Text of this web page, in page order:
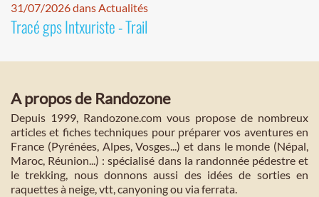
31/07/2026 dans Actualités
Tracé gps Intxuriste - Trail
A propos de Randozone
Depuis 1999, Randozone.com vous propose de nombreux
articles et fiches techniques pour préparer vos aventures en
France (Pyrénées, Alpes, Vosges...) et dans le monde (Népal,
Maroc, Réunion...) : spécialisé dans la randonnée pédestre et
le trekking, nous donnons aussi des idées de sorties en
raquettes à neige, vtt, canyoning ou via ferrata.